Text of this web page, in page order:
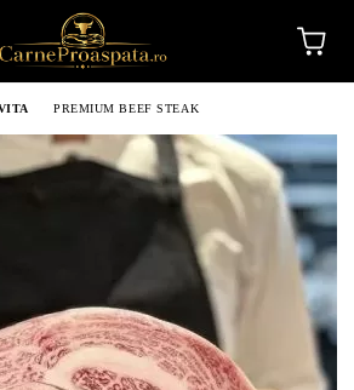
PREMIUM BEEF STEAK